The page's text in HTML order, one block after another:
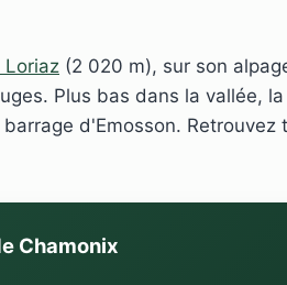
Loriaz (2 020 m), sur son
Plus bas dans la vallée, la
d'Emosson. Retrouvez
Chamonix